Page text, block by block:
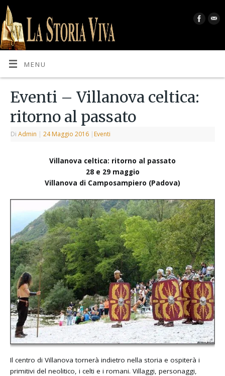
MENU
Eventi – Villanova celtica:
ritorno al passato
DiAdmin | 24 Maggio 2016 | Eventi
Villanova celtica: ritorno al passato
28 e 29 maggio
Villanova di Camposampiero (Padova)
Il centro di Villanova tornerà indietro nella storia e ospiterà i
primitivi del neolitico, i celti e i romani. Villaggi, personaggi,